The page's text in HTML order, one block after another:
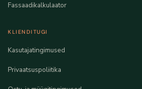
Fassaadikalkulaator
KLIENDITUGI
Kasutajatingimused
Privaatsuspoliitika